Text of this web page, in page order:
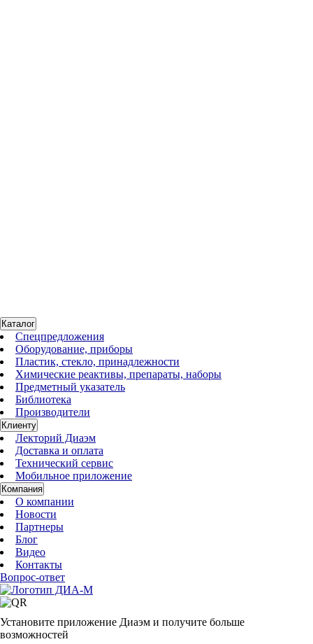
Каталог
Спецпредложения
Оборудование, приборы
Пластик, стекло, принадлежности
Химические реактивы, препараты, наборы
Предметный указатель
Библиотека
Производители
Клиенту
Лекторий Диаэм
Доставка и оплата
Технический сервис
Мобильное приложение
Компания
О компании
Новости
Партнеры
Блог
Видео
Контакты
Вопрос-ответ
Установите приложение Диаэм и получите больше
возможностей